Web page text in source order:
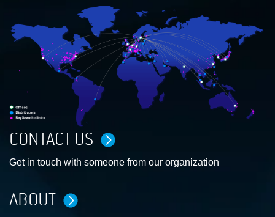
CONTACT US
Get in touch with someone from our organization
ABOUT